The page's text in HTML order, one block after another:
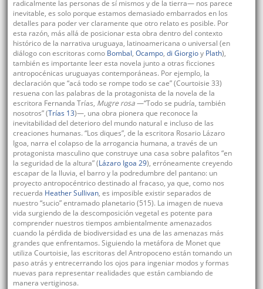
radicalmente las personas de sí mismos y de la tierra— nos parece
inevitable, es solo porque estamos demasiado embarrados en los
detalles para poder ver claramente que otro relato es posible. Por
esta razón, más allá de posicionar esta obra dentro del contexto
histórico de la narrativa uruguaya, latinoamericana o universal (en
diálogo con escritoras como Bombal, Ocampo, di Giorgioy Plath),
también es importante leer esta novela junto a otras ficciones
antropocénicas uruguayas contemporáneas. Por ejemplo, la
declaración que “acá todo se rompe todo se cae” (Courtoisie 33)
resuena con las palabras de la protagonista de la novela de la
escritora Fernanda Trías, Mugre rosa—“Todo se pudría, también
nosotros” (Trías 13)—, una obra pionera que reconoce la
inevitabilidad del deterioro del mundo natural e incluso de las
creaciones humanas. “Los diques”, de la escritora Rosario Lázaro
Igoa, narra el colapso de la arrogancia humana, a través de un
protagonista masculino que construye una casa sobre palafitos “en
la seguridad de la altura” (Lázaro Igoa 29), erróneamente creyendo
escapar de la lluvia, el barro y la podredumbre del pantano: un
proyecto antropocéntrico destinado al fracaso, ya que, como nos
recuerda Heather Sullivan, es imposible existir separados de
nuestro “sucio” entramado planetario (515). La imagen de nueva
vida surgiendo de la descomposición vegetal es potente para
comprender nuestros tiempos ambientalmente amenazados
cuando la pérdida de biodiversidad es una de las amenazas más
grandes que enfrentamos. Siguiendo la metáfora de Monet que
utiliza Courtoisie, las escritoras del Antropoceno están tomando un
paso atrás y entrecerrando los ojos para ingeniar modos y formas
nuevas para representar realidades que están cambiando de
manera vertiginosa.